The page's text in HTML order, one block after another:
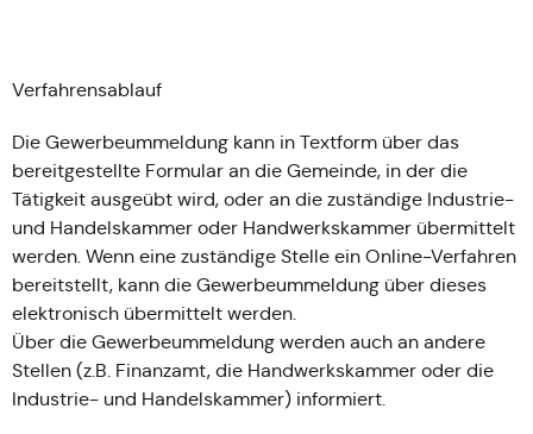
Verfahrensablauf
Die Gewerbeummeldung kann in Textform über das
bereitgestellte Formular an die Gemeinde, in der die
Tätigkeit ausgeübt wird, oder an die zuständige Industrie-
und Handelskammer oder Handwerkskammer übermittelt
werden. Wenn eine zuständige Stelle ein Online-Verfahren
bereitstellt, kann die Gewerbeummeldung über dieses
elektronisch übermittelt werden.
Über die Gewerbeummeldung werden auch an andere
Stellen (z.B. Finanzamt, die Handwerkskammer oder die
Industrie- und Handelskammer) informiert.